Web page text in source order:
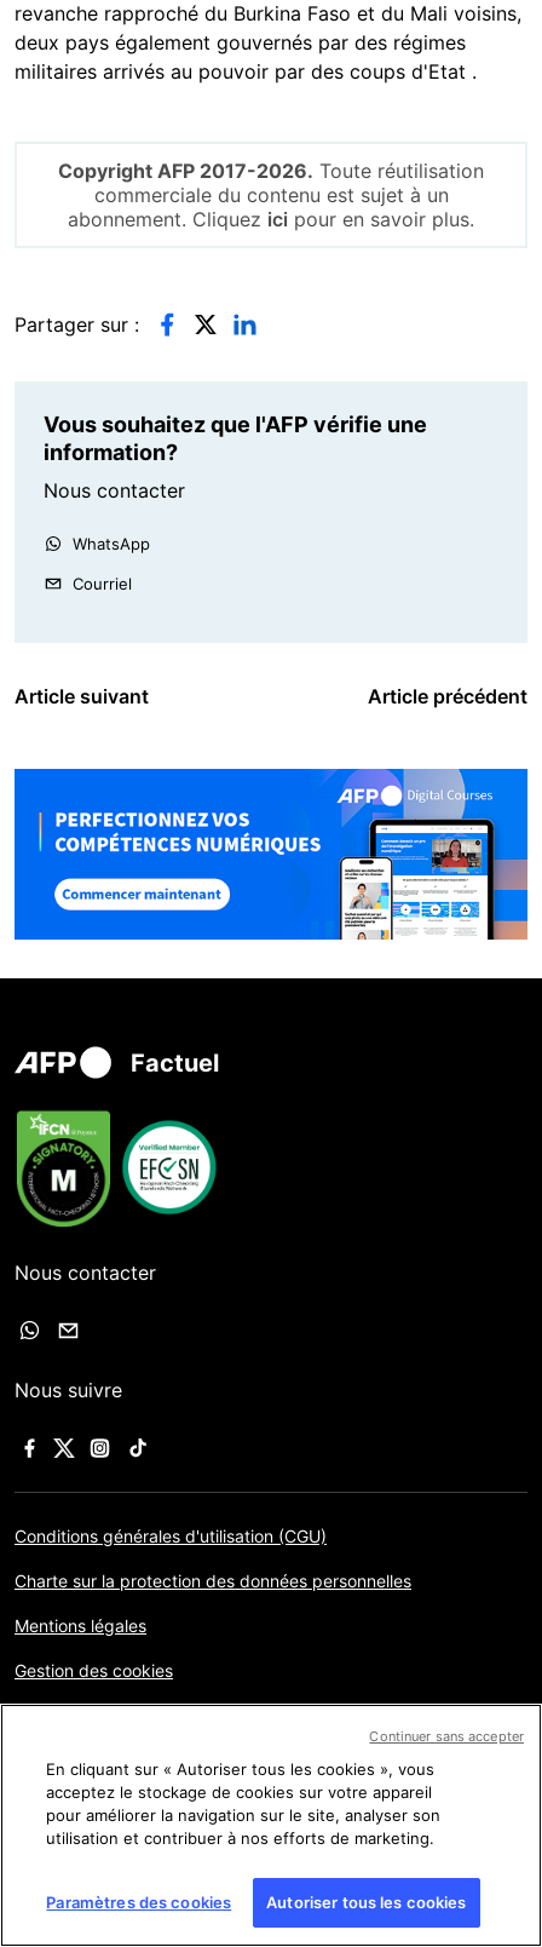
revanche rapproché du Burkina Faso et du Mali voisins,
deux pays également gouvernés par des régimes
militaires arrivés au pouvoir par des coups d'Etat .
Copyright AFP 2017-2026. Toute réutilisation
commerciale du contenu est sujet à un
abonnement. Cliquez ici pour en savoir plus.
Partager sur :
Vous souhaitez que l'AFP vérifie une
information?
Nous contacter
WhatsApp
Courriel
Article suivant Article précédent
Factuel
Nous contacter
Nous suivre
Conditions générales d'utilisation (CGU)
Charte sur la protection des données personnelles
Mentions légales
Gestion des cookies
Copyright © AFP 2017-2026. Droits de reproduction
réservés. Les visiteurs peuvent accéder à ce site, le consulter
et utiliser les fonctionnalités de partage proposées pour un
usage personnel. Sous cette seule réserve, toute reproduction,
communication au public, distribution de tout ou partie du
contenu de ce site, par quelque moyen et à quelque fin que ce
soit, sans licence spécifique signée avec l’AFP, est interdite. Les
éléments analysés dans le cadre de chaque factuel sont
En cliquant sur « Autoriser tous les cookies », vous
acceptez le stockage de cookies sur votre appareil
pour améliorer la navigation sur le site, analyser son
utilisation et contribuer à nos efforts de marketing.
Paramètres des cookies Autoriser tous les cookies
Continuer sans accepter